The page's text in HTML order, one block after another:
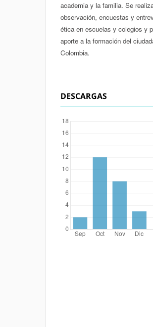
academia y la familia. Se
observación, encuestas y
ética en escuelas y colegios y
aporte a la formación del
Colombia.
DESCARGAS